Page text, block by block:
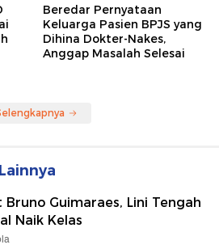
Beredar Pernyataan
Keluarga Pasien BPJS yang
Dihina Dokter-Nakes,
Anggap Masalah Selesai
Bruno Guimaraes, Lini Tengah
Naik Kelas